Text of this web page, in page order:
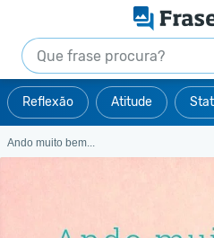
Reflexão Atitude
Ando muito bem...